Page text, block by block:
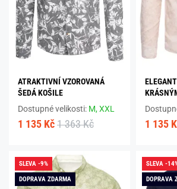
ATRAKTIVNÍ VZOROVANÁ
ŠEDÁ KOŠILE
Dostupné velikosti: M,XXL
1 135 Kč 1 363 Kč 1 135
SLEVA -9%
DOPRAVA ZDARMA
SLEVA -
DOPRAVA